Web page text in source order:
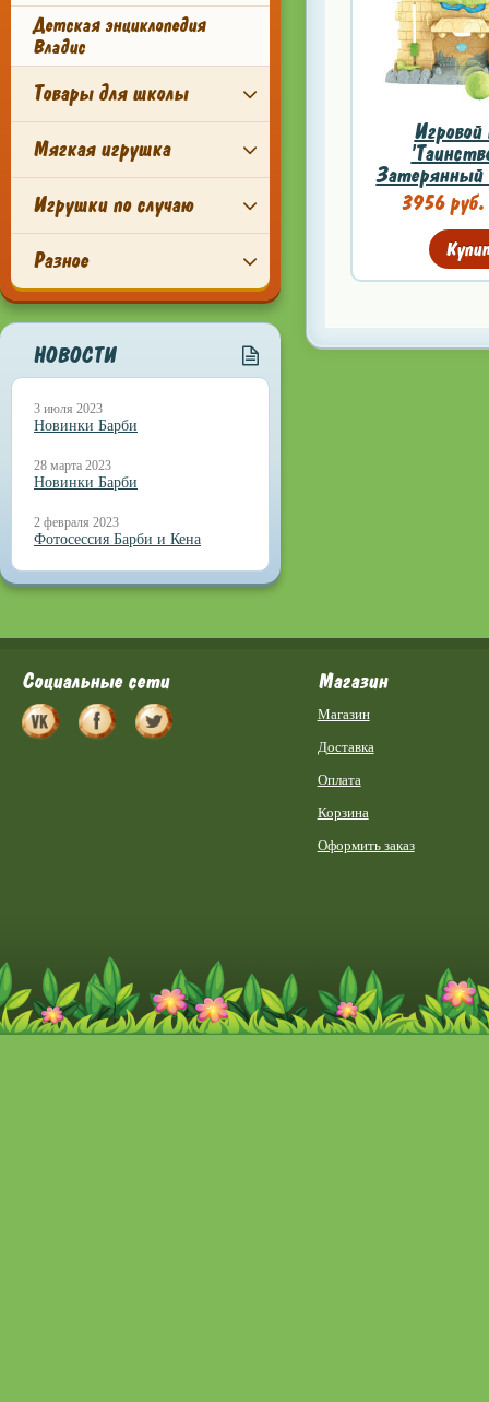
Детская энциклопедия
Владис
Товары для школы
Мягкая игрушка
Игрушки по случаю
Разное
НОВОСТИ
3 июля 2023
Новинки Барби
28 марта 2023
Новинки Барби
2 февраля 2023
Фотосессия Барби и Кена
Игровой
Затерянный
3956
Социальные сети Магазин
Магазин
Доставка
Оплата
Корзина
Оформить заказ